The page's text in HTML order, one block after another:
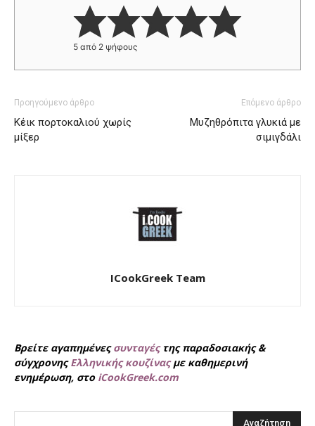
5 από 2 ψήφους
Προηγούμενο άρθρο
Κέικ πορτοκαλιού χωρίς
μίξερ
Επόμενο άρθρο
Μυζηθρόπιτα γλυκιά με
σιμιγδάλι
ICookGreek Team
Βρείτε αγαπημένεςσυνταγέςτης παραδοσιακής &
σύγχρονηςΕλληνικής κουζίναςμε καθημερινή
ενημέρωση, στο iCookGreek.com